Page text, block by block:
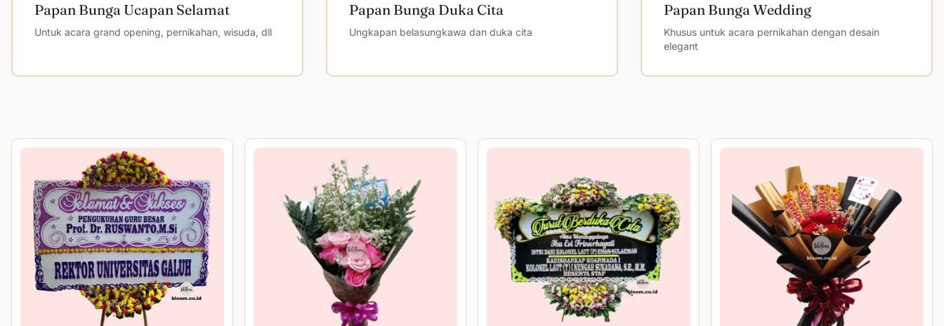
Papan Bunga Ucapan Selamat
Untuk acara grand opening, pernikahan, wisuda, dll
Papan Bunga Duka Cita
Ungkapan belasungkawa dan duka cita
Papan Bunga Wedding
Khusus untuk acara pernikahan dengan desain
elegant